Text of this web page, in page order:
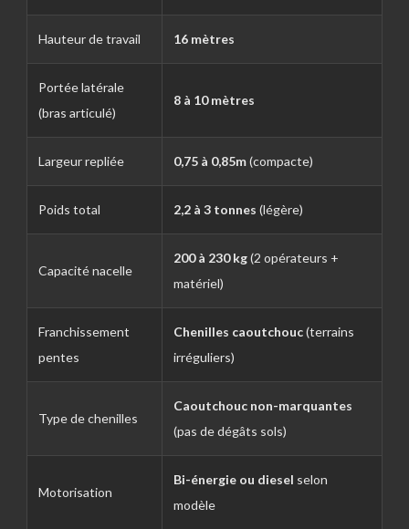
Hauteur de travail 16 mètres
Portée latérale
(bras articulé)
8 à 10 mètres
Largeur repliée 0,75 à 0,85m(compacte)
Poids total 2,2 à 3 tonnes (légère)
Capacité nacelle
200 à 230 kg(2 opérateurs +
matériel)
Franchissement
pentes
Chenilles caoutchouc(terrains
irréguliers)
Type de chenilles
Caoutchouc non-marquantes
(pas de dégâts sols)
Motorisation
Bi-énergie ou diesel selon
modèle